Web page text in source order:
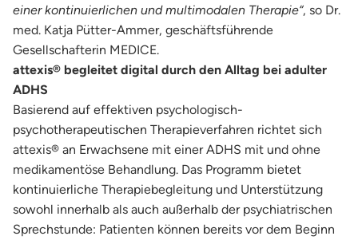
einer kontinuierlichen und multimodalen Therapie“, so Dr.
med. Katja Pütter-Ammer, geschäftsführende
Gesellschafterin MEDICE.
attexis® begleitet digital durch den Alltag bei adulter
ADHS
Basierend auf effektiven psychologisch-
psychotherapeutischen Therapieverfahren richtet sich
attexis® an Erwachsene mit einer ADHS mit und ohne
medikamentöse Behandlung. Das Programm bietet
kontinuierliche Therapiebegleitung und Unterstützung
sowohl innerhalb als auch außerhalb der psychiatrischen
Sprechstunde: Patienten können bereits vor dem Beginn